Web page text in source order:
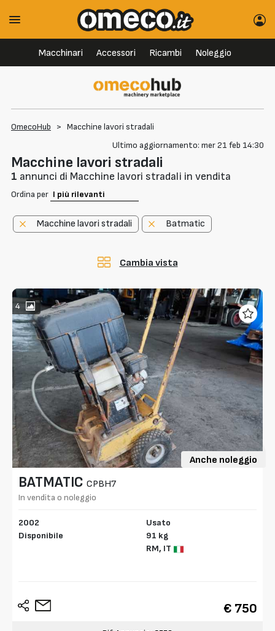
Macchinari Accessori Ricambi Noleggio
OmecoHub > Macchine lavori stradali
Ultimo aggiornamento: mer 21 feb 14:30
Macchine lavori stradali
1 annunci di Macchine lavori stradali in vendita
Ordina per
Macchine lavori stradali Batmatic
Cambia vista
4
Anche noleggio
BATMATIC CPBH7
In vendita o noleggio
2002
Disponibile
Usato
91 kg
RM, IT
€ 750